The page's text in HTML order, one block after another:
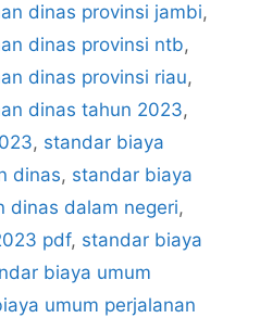
dinas provinsi jambi,
dinas provinsi ntb,
dinas provinsi riau,
dinas tahun 2023,
, standar biaya
dinas, standar biaya
dinas dalam negeri,
pdf, standar biaya
biaya umum
umum perjalanan